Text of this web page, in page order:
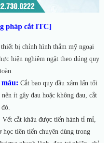
pháp cắt ITC]
bị chỉnh hình thẩm mỹ ngoại
hiện nghiêm ngặt theo đúng quy
Cắt bao quy đầu xâm lấn tối
ít gây đau hoặc không đau, cắt
Vết cắt khâu được tiến hành tỉ mỉ,
học tiên tiến chuyên dùng trong